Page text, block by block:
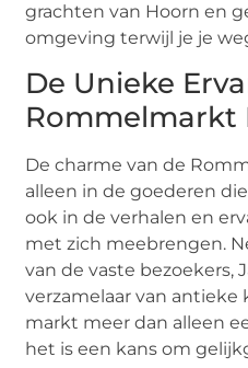
grachten van Hoorn en
omgeving terwijl je je
De Unieke
Rommelmarkt
De charme van de
alleen in de goederen
ook in de verhalen en
met zich meebrengen.
van de vaste bezoekers,
verzamelaar van antieke
markt meer dan alleen
het is een kans om